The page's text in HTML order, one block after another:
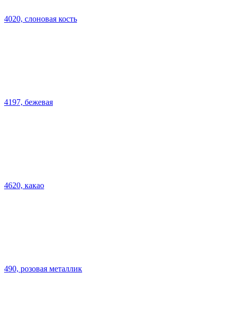
4020, слоновая кость
4197, бежевая
4620, какао
490, розовая металлик